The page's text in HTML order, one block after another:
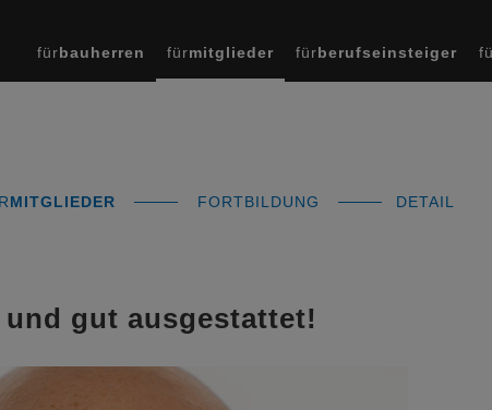
fürbauherren fürmitglieder fürberufseinsteiger
MITGLIEDER FORTBILDUNG DETAIL
gut ausgestattet!